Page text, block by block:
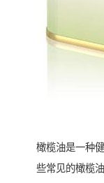
橄榄油是一种
些常见的橄榄油